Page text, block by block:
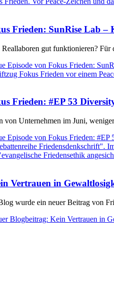
Frieden: SunRise Lab
gut funktionieren?
Episode von Fokus Frieden:
Frieden: #EP 53
von Unternehmen im Juni,
Episode von Fokus Frieden:
Vertrauen in
wurde ein neuer Beitrag von
Blogbeitrag: Kein Vertrauen in